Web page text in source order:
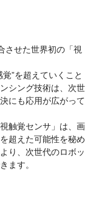
させた世界初の「視
”を超えていくこと
シング技術は、次世
にも応用が広がって
触覚センサ」は、画
超えた可能性を秘め
り、次世代のロボッ
ます。